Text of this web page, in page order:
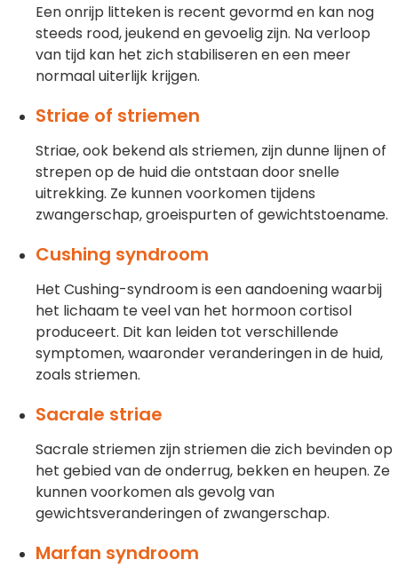
Een onrijp litteken is recent gevormd en kan nog
steeds rood, jeukend en gevoelig zijn. Na verloop
van tijd kan het zich stabiliseren en een meer
normaal uiterlijk krijgen.
Striae of striemen
Striae, ook bekend als striemen, zijn dunne lijnen of
strepen op de huid die ontstaan door snelle
uitrekking. Ze kunnen voorkomen tijdens
zwangerschap, groeispurten of gewichtstoename.
Cushing syndroom
Het Cushing-syndroom is een aandoening waarbij
het lichaam te veel van het hormoon cortisol
produceert. Dit kan leiden tot verschillende
symptomen, waaronder veranderingen in de huid,
zoals striemen.
Sacrale striae
Sacrale striemen zijn striemen die zich bevinden op
het gebied van de onderrug, bekken en heupen. Ze
kunnen voorkomen als gevolg van
gewichtsveranderingen of zwangerschap.
Marfan syndroom